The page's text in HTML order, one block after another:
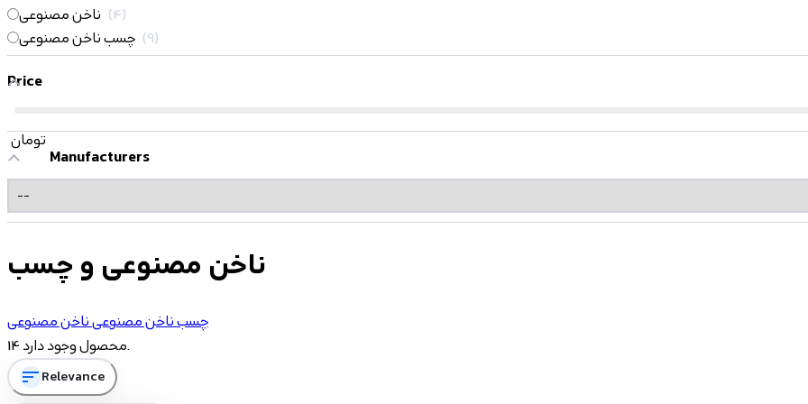
ناخن مصنوعی 4
چسب ناخن مصنوعی 9
Price
تومان
Manufacturers
ناخن مصنوعی و چسب
چسب ناخن مصنوعیناخن مصنوعی
14 محصول وجود دارد.
sortRelevance